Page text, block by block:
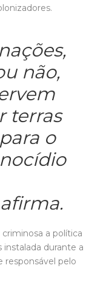
não,
terras
o
a política
durante a
responsável pelo